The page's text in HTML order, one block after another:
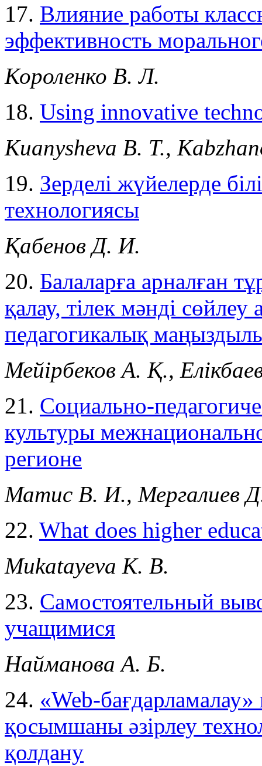
17. Влияние работы
эффективность
Короленко В. Л.
18. Using innovative
Kuanysheva B. T.,
19. Зерделi жүйелерде
технологиясы
Қабенов Д. И.
20. Балаларға арналған
қалау, тілек мәнді сөйлеу
педагогикалық
Мейірбеков А. Қ.,
21. Социально-
культуры
регионе
Матис В. И., Мергалиев
22. What does higher
Mukatayeva K. B.
23. Самостоятельный
учащимися
Найманова А. Б.
24. «Web-
қосымшаны әзірлеу
қолдану